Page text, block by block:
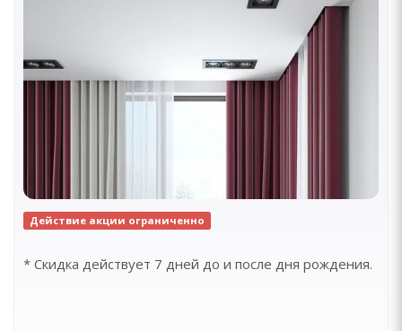
Действие акции ограниченно
* Скидка действует 7 дней до и после дня рождения.